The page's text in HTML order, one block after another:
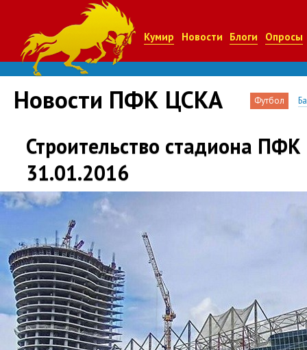
Кумир Новости Блоги Опросы
Новости ПФК ЦСКА Футбол
Строительство стадиона
31.01.2016